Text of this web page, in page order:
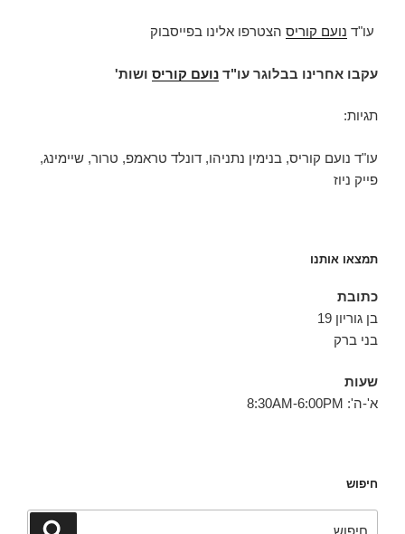
עו"ד נועם קוריס הצטרפו אלינו בפייסבוק
עקבו אחרינו בבלוגר עו"ד נועם קוריס ושות'
תגיות:
עו"ד נועם קוריס, בנימין נתניהו, דונלד טראמפ, טרור, שיימינג,
פייק ניוז
תמצאו אותנו
כתובת
בן גוריון 19
בני ברק
שעות
א'-ה': 8:30AM-6:00PM
חיפוש
חיפוש